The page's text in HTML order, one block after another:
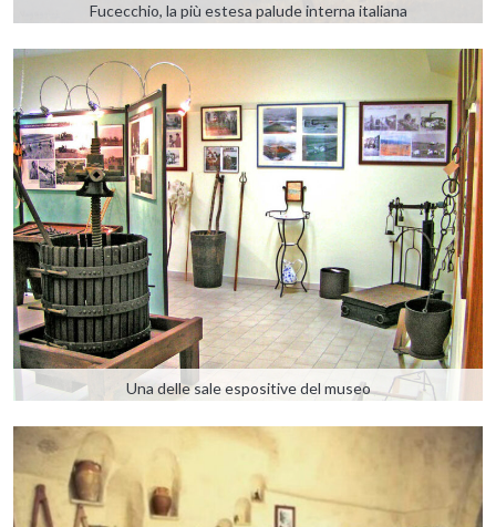
Fucecchio, la più estesa palude interna italiana
Una delle sale espositive del museo